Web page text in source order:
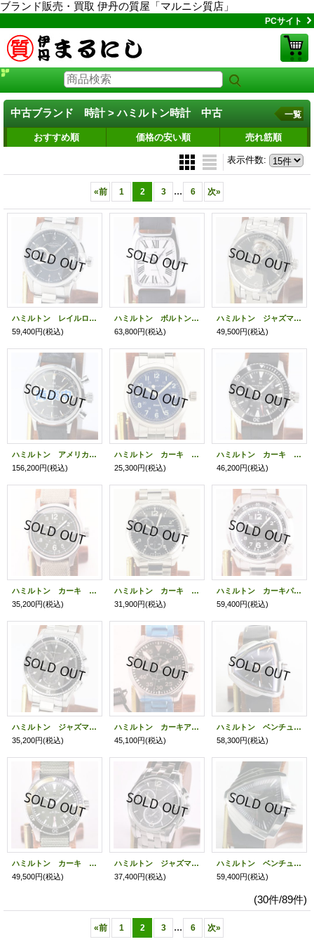
ブランド販売・買取 伊丹の質屋「マルニシ質店」
PCサイト
中古ブランド 時計 > ハミルトン時計 中古 一覧
おすすめ順 価格の安い順 売れ筋順
表示件数:
«前 1 2 3 ... 6 次»
ハミルトン レイルロード Ｈ４０６１５０ 黒文字盤
59,400円(税込)
ハミルトン ボルトンメカニカル Ｈ１３５１９０ 白文字盤
63,800円(税込)
ハミルトン ジャズマスター ビューマチック Ｈ３２５６５１ 黒文字盤
49,500円(税込)
ハミルトン アメリカンクラシック Ｈ３８４２９０ 黒文字盤 白インダイアル
156,200円(税込)
ハミルトン カーキ Ｈ６４８１１０ 青文字盤
25,300円(税込)
ハミルトン カーキ ネイビースキューバ Ｈ８２３３５０ 黒文字盤
46,200円(税込)
ハミルトン カーキ フィールド Ｈ７０５９５０ カーキ文字盤
35,200円(税込)
ハミルトン カーキ アビエーションクロノ Ｈ７６５１２０ 黒文字盤
31,900円(税込)
ハミルトン カーキパイロット パイオニア Ｈ７６４５５０ ２つリューズ 黒文字盤
59,400円(税込)
ハミルトン ジャズマスター クロノグラフ Ｈ３７５１２０ 黒文字盤
35,200円(税込)
ハミルトン カーキアビエーション パイロットデイデイト Ｈ６４６１１０ 黒文字盤
45,100円(税込)
ハミルトン ベンチュラ エルビス８０ Ｈ２４５５１０ 黒文字盤
58,300円(税込)
ハミルトン カーキ ネイビー スキューバ Ｈ８２３７５０ カーキ文字盤
49,500円(税込)
ハミルトン ジャズマスター クロノ Ｈ３２６１２０ 黒文字盤
37,400円(税込)
ハミルトン ベンチュラＸＸＬ Ｈ２４６５５１ 黒文字盤
59,400円(税込)
(30件/89件)
«前 1 2 3 ... 6 次»